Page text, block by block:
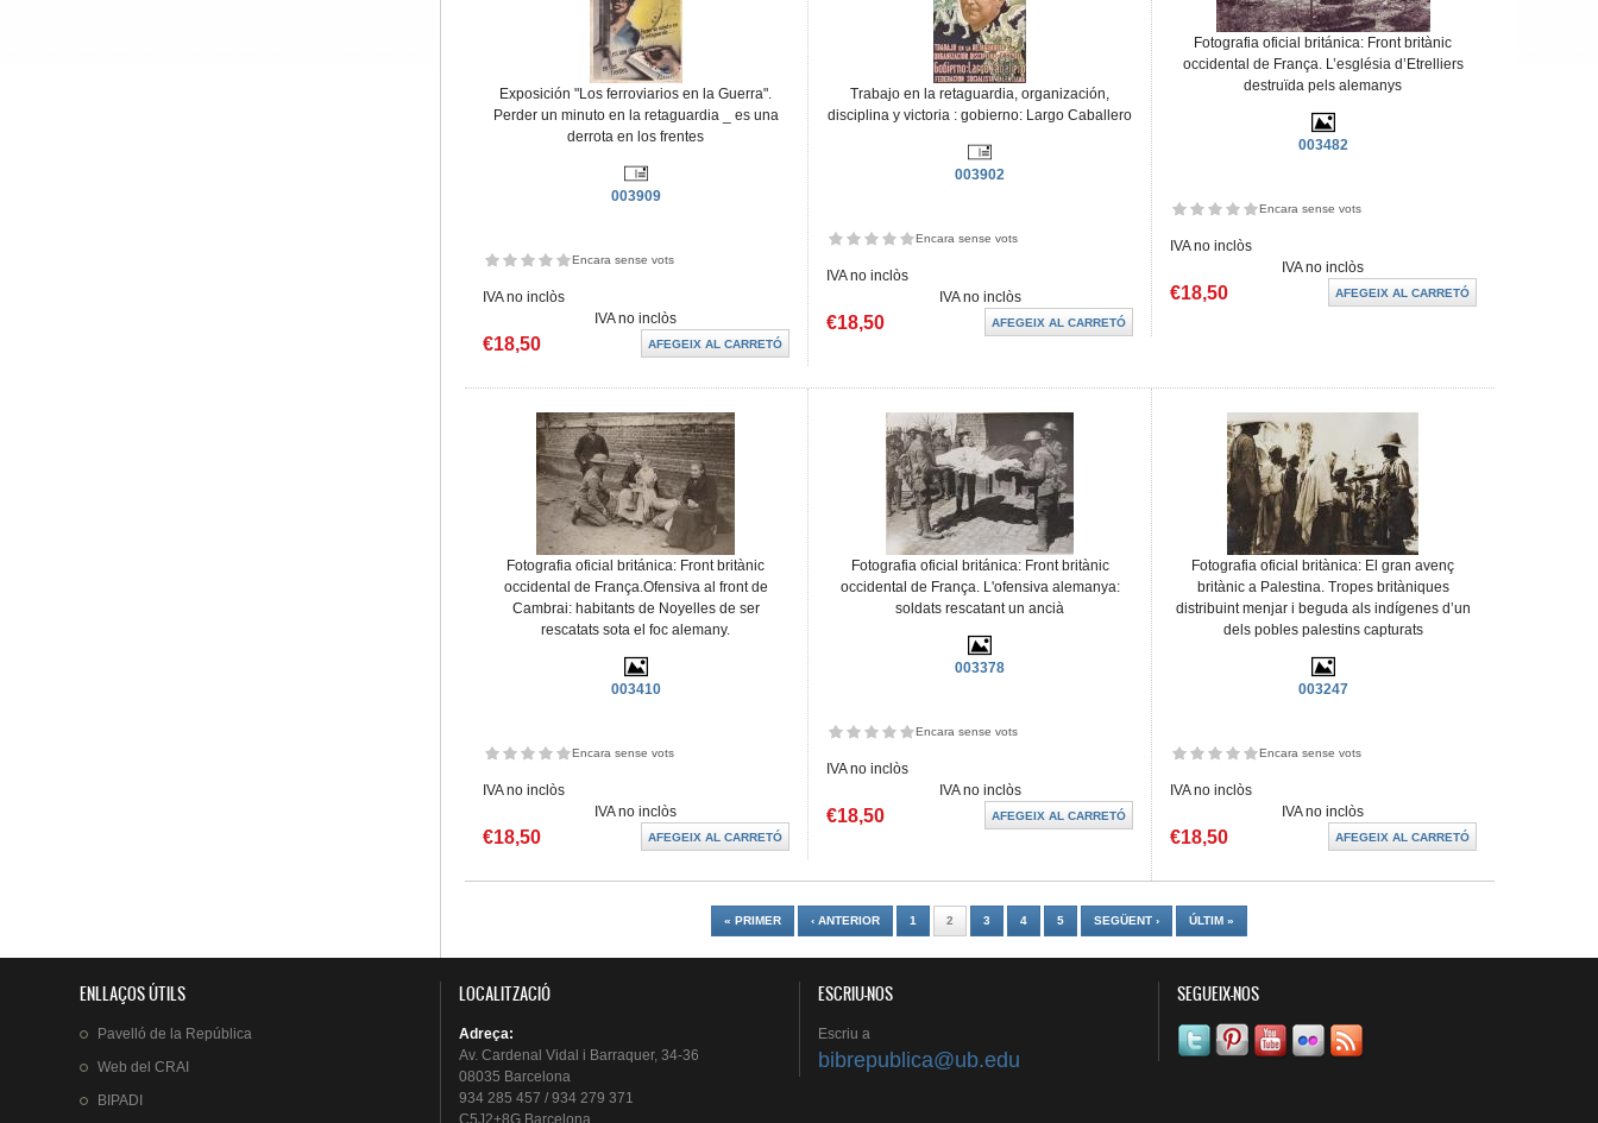
Exposición "Los ferroviarios en la Guerra".
Perder un minuto en la retaguardia _ es una
derrota en los frentes
003909
Encara sense vots
IVA no inclòs
IVA no inclòs
€18,50
Trabajo en la retaguardia, organización,
disciplina y victoria : gobierno: Largo Caballero
003902
Encara sense vots
IVA no inclòs
IVA no inclòs
€18,50
Fotografia oficial británica: Front britànic
occidental de França. L’església d’Etrelliers
destruïda pels alemanys
003482
Encara sense vots
IVA no inclòs
IVA no inclòs
€18,50
Fotografia oficial británica: Front britànic
occidental de França.Ofensiva al front de
Cambrai: habitants de Noyelles de ser
rescatats sota el foc alemany.
003410
Encara sense vots
IVA no inclòs
IVA no inclòs
€18,50
Fotografia oficial británica: Front britànic
occidental de França. L'ofensiva alemanya:
soldats rescatant un ancià
003378
Encara sense vots
IVA no inclòs
IVA no inclòs
€18,50
Fotografia oficial britànica: El gran avenç
britànic a Palestina. Tropes britàniques
distribuint menjar i beguda als indígenes d’un
dels pobles palestins capturats
003247
Encara sense vots
IVA no inclòs
IVA no inclòs
€18,50
« PRIMER ‹ ANTERIOR 1 2 3 4 5 SEGÜENT › ÚLTIM »
ENLLAÇOS ÚTILS
Pavelló de la República
Web delCRAI
BIPADI
LOCALITZACIÓ
Adreça:
Av. Cardenal Vidal i Barraquer, 34-36
08035 Barcelona
934 285 457 / 934 279 371
C5J2+8G Barcelona
ESCRIU-NOS
Escriu a
bibrepublica@ub.edu
SEGUEIX-NOS